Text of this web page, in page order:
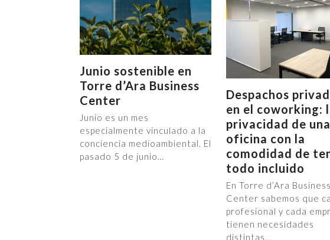
Junio sostenible en
Torre d’Ara Business
Center
Junio es un mes
especialmente vinculado a la
conciencia medioambiental. El
pasado 5 de junio…
Despachos
en el coworking:
privacidad de una
oficina con la
comodidad de
todo incluido
En Torre d’Ara Business
Center sabemos que
profesional y cada
tienen necesidades
distintas…